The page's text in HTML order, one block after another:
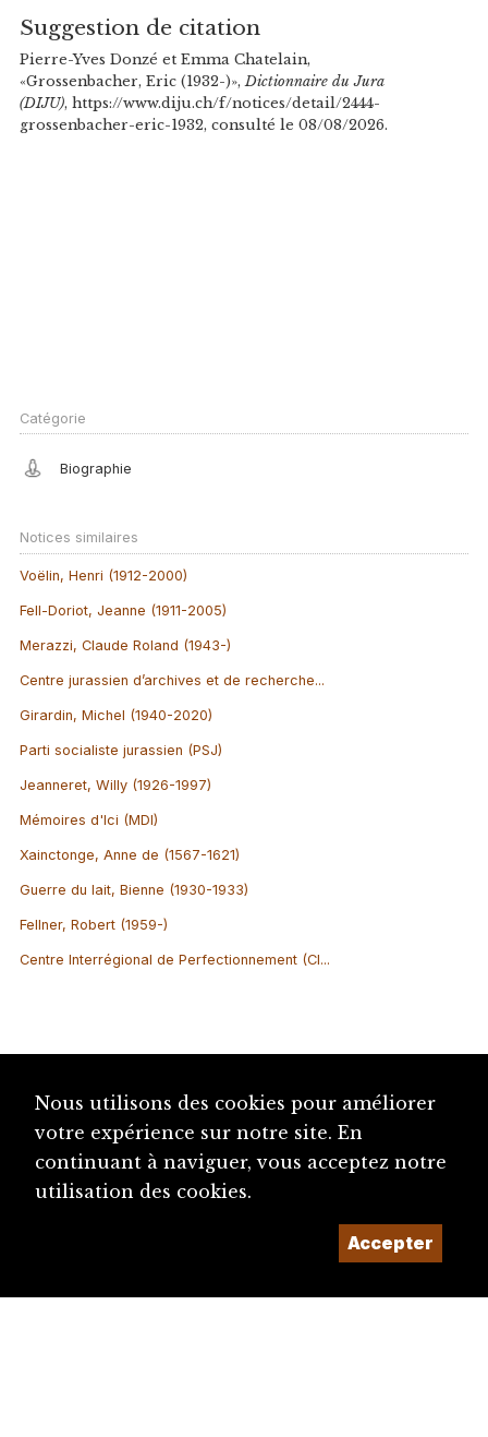
Suggestion de citation
Pierre-Yves Donzé et Emma Chatelain,
«Grossenbacher, Eric (1932-)», Dictionnaire du Jura
(DIJU), https://www.diju.ch/f/notices/detail/2444-
grossenbacher-eric-1932, consulté le 08/08/2026.
Catégorie
Biographie
Notices similaires
Voëlin, Henri (1912-2000)
Fell-Doriot, Jeanne (1911-2005)
Merazzi, Claude Roland (1943-)
Centre jurassien d’archives et de recherche...
Girardin, Michel (1940-2020)
Parti socialiste jurassien (PSJ)
Jeanneret, Willy (1926-1997)
Mémoires d'Ici (MDI)
Xainctonge, Anne de (1567-1621)
Guerre du lait, Bienne (1930-1933)
Fellner, Robert (1959-)
Centre Interrégional de Perfectionnement (CI...
Nous utilisons des cookies pour améliorer
votre expérience sur notre site. En
continuant à naviguer, vous acceptez notre
utilisation des cookies.
Accepter